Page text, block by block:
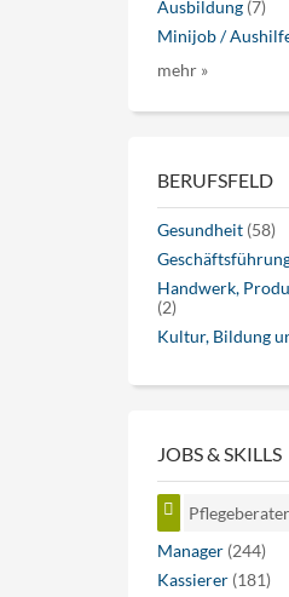
Ausbildung (7)
Minijob /
mehr »
BERUFSFELD
Gesundheit (58)
Handwerk,
(2)
Kultur, Bildung
JOBS & SKILLS
Pflegeberater
Manager (244)
Kassierer (181)